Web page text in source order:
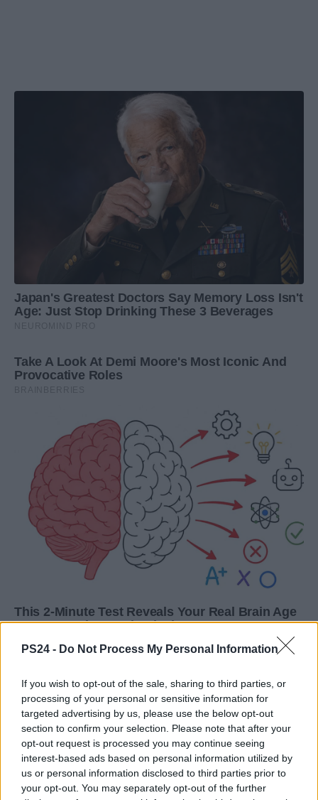
PS24 - Do Not Process My Personal Information
If you wish to opt-out of the sale, sharing to third parties, or
processing of your personal or sensitive information for
targeted advertising by us, please use the below opt-out
section to confirm your selection. Please note that after your
opt-out request is processed you may continue seeing
interest-based ads based on personal information utilized by
us or personal information disclosed to third parties prior to
your opt-out. You may separately opt-out of the further